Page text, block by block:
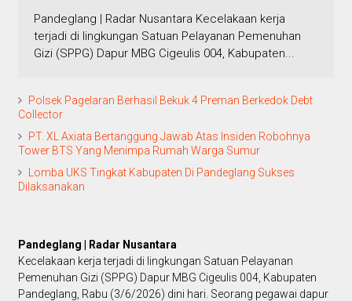
Pandeglang | Radar Nusantara Kecelakaan kerja
terjadi di lingkungan Satuan Pelayanan Pemenuhan
Gizi (SPPG) Dapur MBG Cigeulis 004, Kabupaten...
Polsek Pagelaran Berhasil Bekuk 4 Preman Berkedok Debt
Collector
PT. XL Axiata Bertanggung Jawab Atas Insiden Robohnya
Tower BTS Yang Menimpa Rumah Warga Sumur
Lomba UKS Tingkat Kabupaten Di Pandeglang Sukses
Dilaksanakan
Pandeglang | Radar Nusantara
Kecelakaan kerja terjadi di lingkungan Satuan Pelayanan
Pemenuhan Gizi (SPPG) Dapur MBG Cigeulis 004, Kabupaten
Pandeglang, Rabu (3/6/2026) dini hari. Seorang pegawai dapur